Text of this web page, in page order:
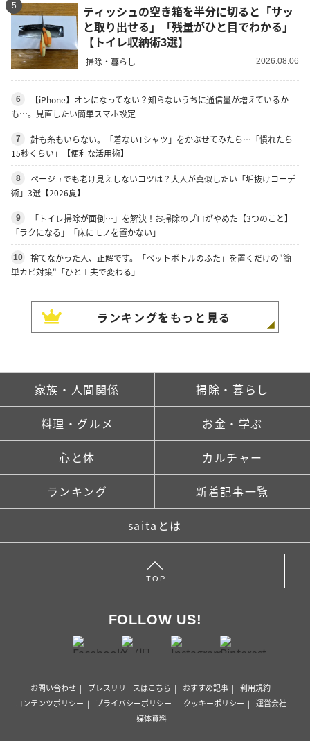
5
ティッシュの空き箱を半分に切ると「サッ
と取り出せる」「残量がひと目でわかる」
【トイレ収納術3選】
掃除・暮らし 2026.08.06
6
【iPhone】オンになってない？知らないうちに通信量が増えているか
も…。見直したい簡単スマホ設定
7
針も糸もいらない。「着ないTシャツ」をかぶせてみたら…「慣れたら
15秒くらい」【便利な活用術】
8
ベージュでも老け見えしないコツは？大人が真似したい「垢抜けコーデ
術」3選【2026夏】
9
「トイレ掃除が面倒…」を解決！お掃除のプロがやめた【3つのこと】
「ラクになる」「床にモノを置かない」
10
捨てなかった人、正解です。「ペットボトルのふた」を置くだけの"簡
単カビ対策"「ひと工夫で変わる」
ランキングをもっと見る
家族・人間関係 掃除・暮らし
料理・グルメ お金・学ぶ
心と体 カルチャー
ランキング 新着記事一覧
saitaとは
TOP
FOLLOW US!
お問い合わせ プレスリリースはこちら おすすめ記事
利用規約
コンテンツポリシー
プライバシーポリシー クッキーポリシー
運営会社
媒体資料